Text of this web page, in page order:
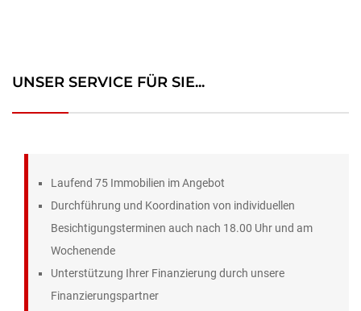
UNSER SERVICE FÜR SIE...
Laufend 75 Immobilien im Angebot
Durchführung und Koordination von individuellen
Besichtigungsterminen auch nach 18.00 Uhr und am
Wochenende
Unterstützung Ihrer Finanzierung durch unsere
Finanzierungspartner